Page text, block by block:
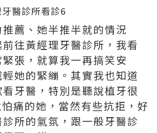
薦、她半推半就的情況
往黃經理牙醫診所，我看
張，就算我一再搞笑安
她的緊繃。其實我也知道
牙醫，特別是聽說植牙很
痛的她，當然有些抗拒，好
所的氣氛，跟一般牙醫診